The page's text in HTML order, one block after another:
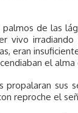
de las
vivo
eran
el alma
sus
reproche el